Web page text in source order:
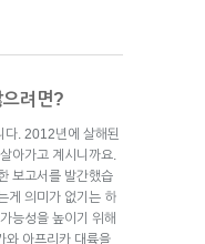
으려면?
다. 2012년에 살해된
아가고 계시니까요.
보고서를 발간했습
게 의미가 없기는 하
능성을 높이기 위해
와 아프리카 대륙을